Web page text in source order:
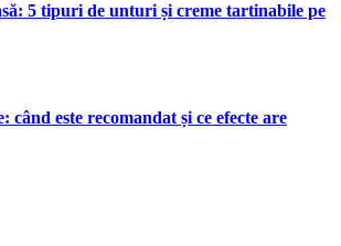
5 tipuri de unturi și creme tartinabile pe
când este recomandat și ce efecte are